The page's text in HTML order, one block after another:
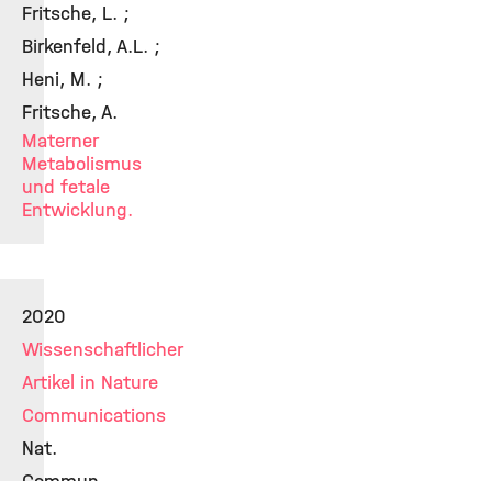
Fritsche, L. ;
Birkenfeld, A.L. ;
Heni, M. ;
Fritsche, A.
Materner
Metabolismus
und fetale
Entwicklung.
2020
Wissenschaftlicher
Artikel in Nature
Communications
Nat.